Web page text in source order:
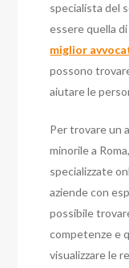
specialista del
essere quella
miglior
possono
aiutare le
Per trovare un
minorile a
specializzate
aziende con
possibile
competenze e
visualizzare le